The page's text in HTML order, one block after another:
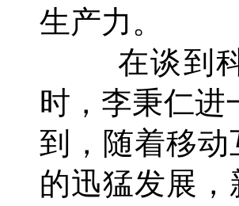
生产力。
在谈到科
时，李秉仁进
到，随着移
的迅猛发展